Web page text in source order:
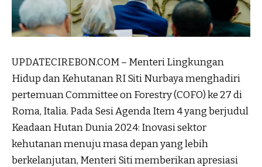
UPDATECIREBON.COM – Menteri Lingkungan
Hidup dan Kehutanan RI Siti Nurbaya menghadiri
pertemuan Committee on Forestry (COFO) ke 27 di
Roma, Italia. Pada Sesi Agenda Item 4 yang berjudul
Keadaan Hutan Dunia 2024: Inovasi sektor
kehutanan menuju masa depan yang lebih
berkelanjutan, Menteri Siti memberikan apresiasi